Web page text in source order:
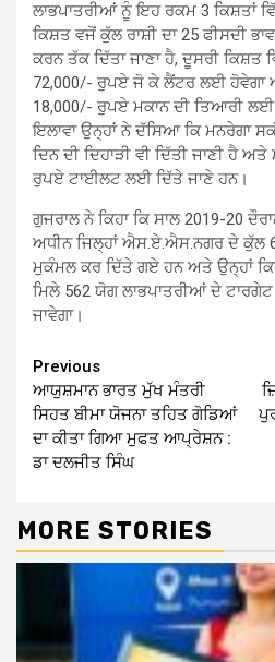
ਲਾਭਪਾਤਰੀਆਂ ਨੂੰ ਇਹ ਰਕਮ 3 ਕਿਸ਼ਤਾਂ
ਕਿਸ਼ਤ ਵਜੋਂ ਕੁੱਲ ਰਾਸ਼ੀ ਦਾ 25 ਫੀਸਦੀ
ਕਰਨ ਤੱਕ ਦਿੱਤਾ ਜਾਣਾ ਹੈ, ਦੂਸਰੀ ਕਿਸ਼ਤ
72,000/- ਰੁਪਏ ਜੋ ਕੇ ਲੈਂਟਰ ਲਈ ਹੋਵੇਗਾ
18,000/- ਰੁਪਏ ਮਕਾਨ ਦੀ ਤਿਆਰੀ
ਇਲਾਵਾ ਉਨ੍ਹਾਂ ਨੇ ਦੱਸਿਆ ਕਿ ਮਨਰੇਗਾ
ਦਿਨ ਦੀ ਦਿਹਾੜੀ ਵੀ ਦਿੱਤੀ ਜਾਣੀ ਹੈ
ਰੁਪਏ ਟਾਈਲਟ ਲਈ ਦਿੱਤੇ ਜਾਣੇ ਹਨ।
ਗੁਜਰਾਲ ਨੇ ਕਿਹਾ ਕਿ ਸਾਲ 2019-20
ਅਧੀਨ ਜਿਲ੍ਹਾਂ ਐਸ.ਏ.ਐਸ.ਨਗਰ ਦੇ ਕੁੱਲ
ਮੁਕੰਮਲ ਕਰ ਦਿੱਤੇ ਗਏ ਹਨ ਅਤੇ ਉਨ੍ਹਾਂ
ਮਿਲੇ 562 ਯੋਗ ਲਾਭਪਾਤਰੀਆਂ ਦੇ
ਜਾਵੇਗਾ।
Continue
Reading
Previous
ਆਯੁਸ਼ਮਾਨ ਭਾਰਤ ਮੁੱਖ ਮੰਤਰੀ
ਸਿਹਤ ਬੀਮਾ ਯੋਜਨਾ ਤਹਿਤ ਗੋਡਿਆਂ
ਦਾ ਕੀਤਾ ਗਿਆ ਮੁਫਤ ਆਪ੍ਰੇਸ਼ਨ :
ਡਾ ਦਲਜੀਤ ਸਿੰਘ
MORE STORIES